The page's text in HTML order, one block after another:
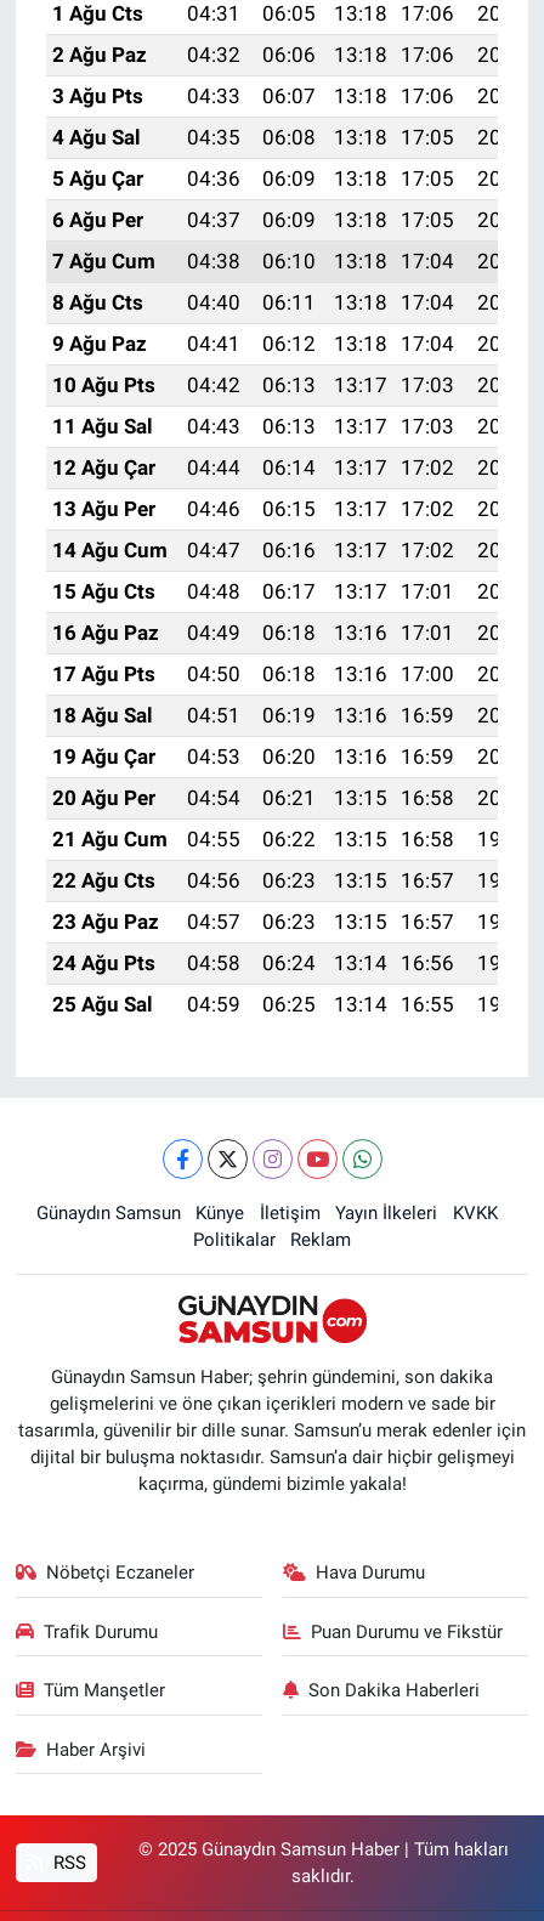
1 Ağu Cts
04:31 06:05 13:18 17:06
20:21
2 Ağu Paz
04:32 06:06 13:18 17:06
20:21
3 Ağu Pts
04:33 06:07 13:18 17:06
20:20
4 Ağu Sal
04:35 06:08 13:18 17:05
20:19
5 Ağu Çar
04:36 06:09 13:18 17:05
20:18
6 Ağu Per
04:37 06:09 13:18 17:05
20:17
7 Ağu Cum
04:38 06:10 13:18 17:04
20:15
8 Ağu Cts
04:40 06:11 13:18 17:04
20:14
9 Ağu Paz
04:41 06:12 13:18 17:04
20:13
10 Ağu Pts
04:42 06:13 13:17 17:03
20:12
11 Ağu Sal
04:43 06:13 13:17 17:03
20:11
12 Ağu Çar
04:44 06:14 13:17 17:02
20:10
13 Ağu Per
04:46 06:15 13:17 17:02
20:09
14 Ağu Cum
04:47 06:16 13:17 17:02
20:08
15 Ağu Cts
04:48 06:17 13:17 17:01
20:06
16 Ağu Paz
04:49 06:18 13:16 17:01
20:05
17 Ağu Pts
04:50 06:18 13:16 17:00
20:04
18 Ağu Sal
04:51 06:19 13:16 16:59
20:03
19 Ağu Çar
04:53 06:20 13:16 16:59
20:01
20 Ağu Per
04:54 06:21 13:15 16:58
20:00
21 Ağu Cum
04:55 06:22 13:15 16:58
19:59
22 Ağu Cts
04:56 06:23 13:15 16:57
19:57
23 Ağu Paz
04:57 06:23 13:15 16:57
19:56
24 Ağu Pts
04:58 06:24 13:14 16:56
19:55
25 Ağu Sal
04:59 06:25 13:14 16:55 19:53
Günaydın Samsun Künye İletişim Yayın İlkeleri
KVKK
Politikalar
Reklam
Günaydın Samsun Haber; şehrin gündemini, son dakika
gelişmelerini ve öne çıkan içerikleri modern ve sade bir
tasarımla, güvenilir bir dille sunar. Samsun’u merak edenler için
dijital bir buluşma noktasıdır. Samsun’a dair hiçbir gelişmeyi
kaçırma, gündemi bizimle yakala!
Nöbetçi Eczaneler Hava Durumu
Trafik Durumu Puan Durumu ve Fikstür
Tüm Manşetler Son Dakika Haberleri
Haber Arşivi
RSS
© 2025 Günaydın Samsun Haber | Tüm hakları
saklıdır.